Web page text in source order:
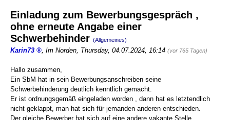
Einladung zum Bewerbungsgespräch ,
ohne erneute Angabe einer
Schwerbehinder (Allgemeines)
Karin73 , Im Norden, Thursday, 04.07.2024, 16:14 (vor 765 Tagen)
Hallo zusammen,
Ein SbM hat in sein Bewerbungsanschreiben seine
Schwerbehinderung deutlich kenntlich gemacht.
Er ist ordnungsgemäß eingeladen worden , dann hat es letztendlich
nicht geklappt, man hat sich für jemanden anderen entschieden.
Der gleiche Bewerber hat sich auf eine andere vakante Stelle